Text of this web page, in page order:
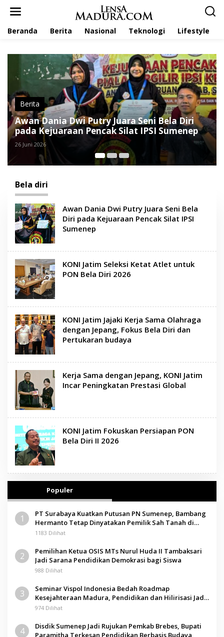
Beranda Berita Nasional Teknologi Lifestyle
Nasional
KONI Jatim Seleksi Ketat Atlet untuk PON
Bela Diri 2026
4 Juni 2026
Bela diri
Awan Dania Dwi Putry Juara Seni Bela
Diri pada Kejuaraan Pencak Silat IPSI
Sumenep
KONI Jatim Seleksi Ketat Atlet untuk
PON Bela Diri 2026
KONI Jatim Jajaki Kerja Sama Olahraga
dengan Jepang, Fokus Bela Diri dan
Pertukaran budaya
Kerja Sama dengan Jepang, KONI Jatim
Incar Peningkatan Prestasi Global
KONI Jatim Fokuskan Persiapan PON
Bela Diri II 2026
Populer
1
PT Surabaya Kuatkan Putusan PN Sumenep, Bambang
Hermanto Tetap Dinyatakan Pemilik Sah Tanah di
Pamolokan
1183 Dilihat
2
Pemilihan Ketua OSIS MTs Nurul Huda II Tambaksari
Jadi Sarana Pendidikan Demokrasi bagi Siswa
988 Dilihat
3
Seminar Vispol Indonesia Bedah Roadmap
Kesejahteraan Madura, Pendidikan dan Hilirisasi Jadi
Kunci
974 Dilihat
4
Disdik Sumenep Jadi Rujukan Pemkab Brebes, Bupati
Paramitha Terkesan Pendidikan Berbasis Budaya